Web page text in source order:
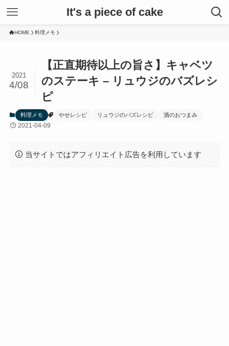
It's a piece of cake
HOME 料理メモ
【正直期待以上の旨さ】キャベツ
のステーキ – リュウジのバズレシ
ピ
2021
4/08
料理メモ やせレシピ リュウジのバズレシピ 酒のおつまみ
2021-04-09
当サイトではアフィリエイト広告を利用しています